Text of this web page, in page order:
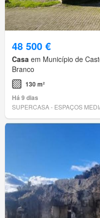
48 500 €
Casa em Município de
Branco
130 m²
Há 9 dias
SUPERCASA - ESPAÇOS